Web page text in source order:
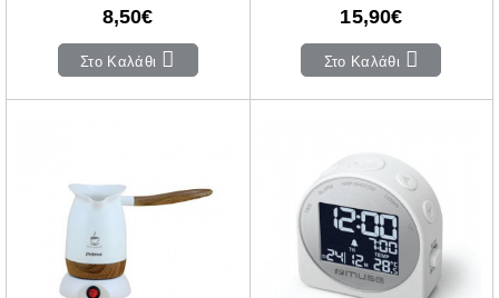
8,50€
Στο Καλάθι
15,90€
Στο Καλάθι